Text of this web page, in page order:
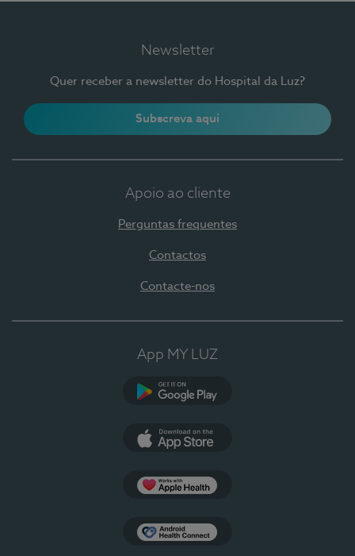
Newsletter
Quer receber a newsletter do Hospital da Luz?
Subscreva aqui
Apoio ao cliente
Perguntas frequentes
Contactos
Contacte-nos
App MY LUZ